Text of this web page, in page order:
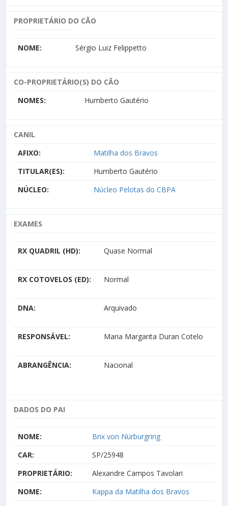
PROPRIETÁRIO DO CÃO
NOME: Sérgio Luiz Felippetto
CO-PROPRIETÁRIO(S) DO CÃO
NOMES:
Humberto Gautério
CANIL
AFIXO:
Matilha dos Bravos
TITULAR(ES):
Humberto Gautério
NÚCLEO:
Núcleo Pelotas do CBPA
EXAMES
RX QUADRIL (HD): Quase Normal
RX COTOVELOS (ED): Normal
DNA: Arquivado
RESPONSÁVEL: Maria Margarita Duran Cotelo
ABRANGÊNCIA: Nacional
DADOS DO PAI
NOME:
Brix von Nürburgring
CAR:
SP/25948
PROPRIETÁRIO:
Alexandre Campos Tavolari
NOME:
Kappa da Matilha dos Bravos